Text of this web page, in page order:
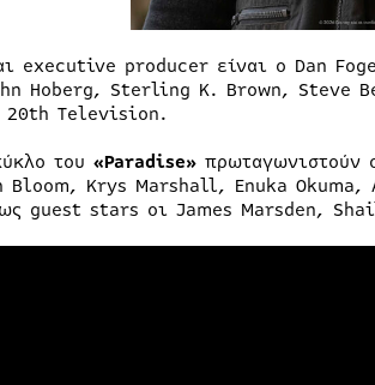
executive producer είναι ο Dan
Hoberg, Sterling K. Brown, Steve
20th Television.
του «Paradise»
Bloom, Krys Marshall, Enuka
guest stars οι James Marsden,